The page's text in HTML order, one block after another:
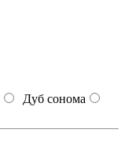
Дуб сонома